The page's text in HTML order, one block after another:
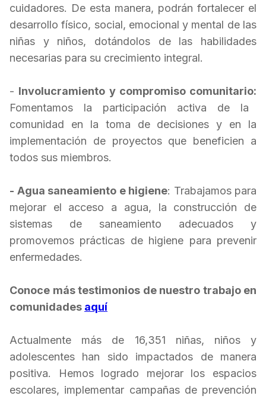
cuidadores. De esta manera, podrán fortalecer el
desarrollo físico, social, emocional y mental de las
niñas y niños, dotándolos de las habilidades
necesarias para su crecimiento integral.
- Involucramiento y compromiso comunitario:
Fomentamos la participación activa de la
comunidad en la toma de decisiones y en la
implementación de proyectos que beneficien a
todos sus miembros.
- Agua saneamiento e higiene: Trabajamos para
mejorar el acceso a agua, la construcción de
sistemas de saneamiento adecuados y
promovemos prácticas de higiene para prevenir
enfermedades.
Conoce más testimonios de nuestro trabajo en
comunidades aquí
Actualmente más de 16,351 niñas, niños y
adolescentes han sido impactados de manera
positiva. Hemos logrado mejorar los espacios
escolares, implementar campañas de prevención